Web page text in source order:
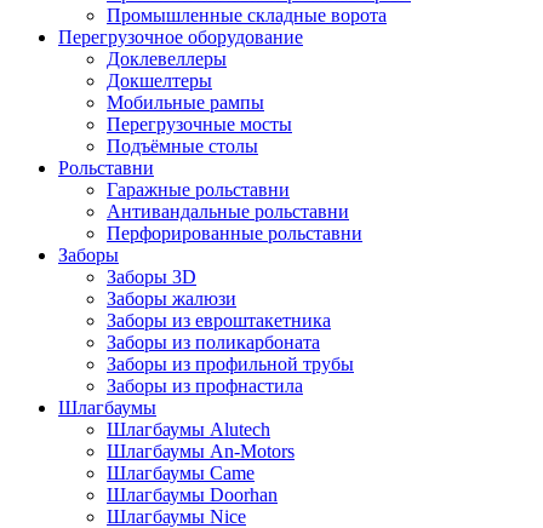
Промышленные складные ворота
Перегрузочное оборудование
Доклевеллеры
Докшелтеры
Мобильные рампы
Перегрузочные мосты
Подъёмные столы
Рольставни
Гаражные рольставни
Антивандальные рольставни
Перфорированные рольставни
Заборы
Заборы 3D
Заборы жалюзи
Заборы из евроштакетника
Заборы из поликарбоната
Заборы из профильной трубы
Заборы из профнастила
Шлагбаумы
Шлагбаумы Alutech
Шлагбаумы An-Motors
Шлагбаумы Came
Шлагбаумы Doorhan
Шлагбаумы Nice